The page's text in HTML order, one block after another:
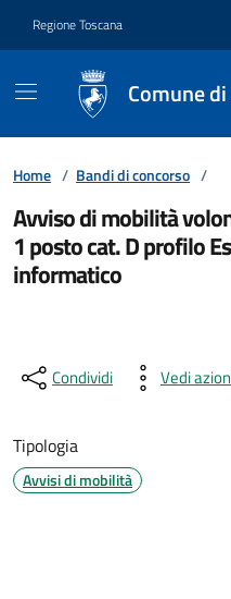
Regione Toscana
Comune
Home / Bandi di concorso /
Avviso di mobilità
1 posto cat. D profilo
informatico
Condividi Vedi
Tipologia
Avvisi di mobilità